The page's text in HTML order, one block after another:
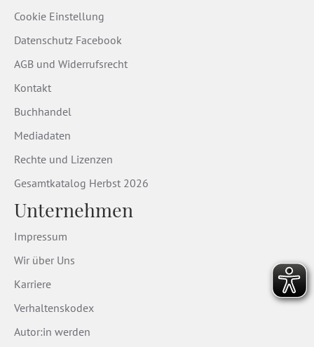
Cookie Einstellung
Datenschutz Facebook
AGB und Widerrufsrecht
Kontakt
Buchhandel
Mediadaten
Rechte und Lizenzen
Gesamtkatalog Herbst 2026
Unternehmen
Impressum
Wir über Uns
Karriere
Verhaltenskodex
Autor:in werden